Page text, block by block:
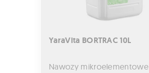
YaraVita BORTRAC 10L
Nawozy mikroelementowe